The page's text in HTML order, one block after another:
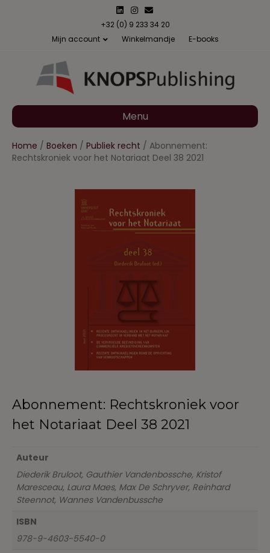
n
n
s
a
m
m
a
l
+32 (0) 9 233 34 20
Mijn account
Winkelmandje E-books
Menu
Home / Boeken / Publiek recht / Abonnement:
Rechtskroniek voor het Notariaat Deel 38 2021
Abonnement: Rechtskroniek voor
het Notariaat Deel 38 2021
Auteur
Diederik Bruloot, Gauthier Vandenbossche, Kristof
Maresceau, Laura Maes, Max De Schryver, Reinhard
Steennot, Wannes Vandenbussche
ISBN
978-9-4603-5540-0